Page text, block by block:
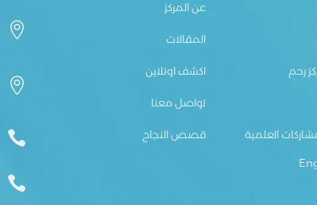




عن المركز
المقالات
رحم اكشف اونلاين
تواصل معنا
العلمية قصص النجاح